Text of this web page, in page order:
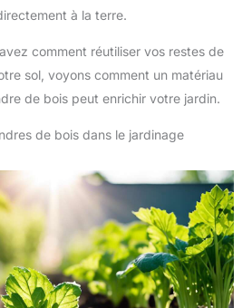
à la terre.
comment réutiliser vos restes de
sol, voyons comment un matériau
de bois peut enrichir votre jardin.
de bois dans le jardinage